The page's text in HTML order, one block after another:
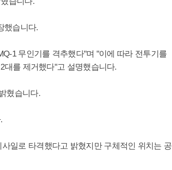
했습니다.
1 무인기를 격추했다"며 "이에 따라 전투기를
대를 제거했다"고 설명했습니다.
혔습니다.
일로 타격했다고 밝혔지만 구체적인 위치는 공